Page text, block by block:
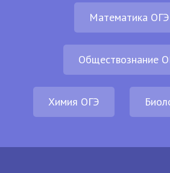
Математика ОГЭ
Обществознание
Химия ОГЭ